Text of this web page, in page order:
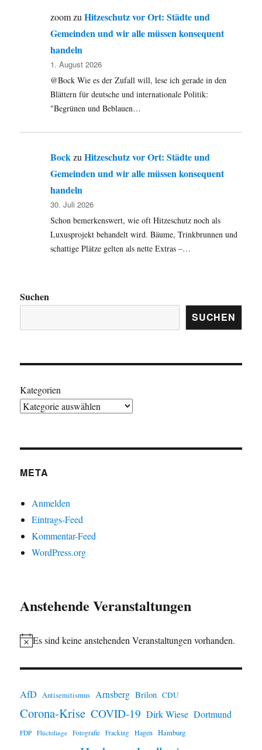
zoomzuHitzeschutz vor Ort: Städte und
Gemeinden und wir alle müssen konsequent
handeln
1. August 2026
@Bock Wie es der Zufall will, lese ich gerade in den
Blättern für deutsche und internationale Politik:
"Begrünen und Beblauen…
Bock zuHitzeschutz vor Ort: Städte und
Gemeinden und wir alle müssen konsequent
handeln
30. Juli 2026
Schon bemerkenswert, wie oft Hitzeschutz noch als
Luxusprojekt behandelt wird. Bäume, Trinkbrunnen und
schattige Plätze gelten als nette Extras –…
Suchen
SUCHEN
Kategorien
META
Anmelden
Eintrags-Feed
Kommentar-Feed
WordPress.org
Anstehende Veranstaltungen
H
w
e
i
Es sind keine anstehenden Veranstaltungen vorhanden.
AfD Antisemitismus Arnsberg Brilon CDU
Corona-Krise COVID-19 Dirk Wiese Dortmund
FDP Flüchtlinge Fotografie Fracking Hagen Hamburg